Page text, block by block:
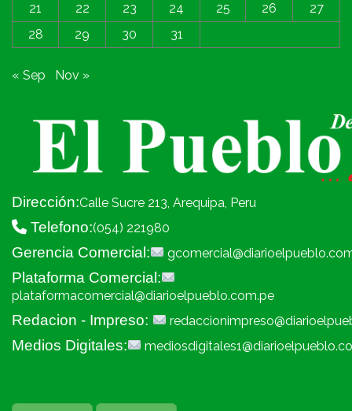
21
22 23 24 25 26
27
28
29 30 31
« Sep Nov »
Dirección:Calle Sucre 213, Arequipa, Peru
Telefono:(054) 221980
Gerencia Comercial:
Plataforma Comercial:
plataformacomercial@diarioelpueblo.com.pe
Redacion - Impreso:
Medios Digitales: